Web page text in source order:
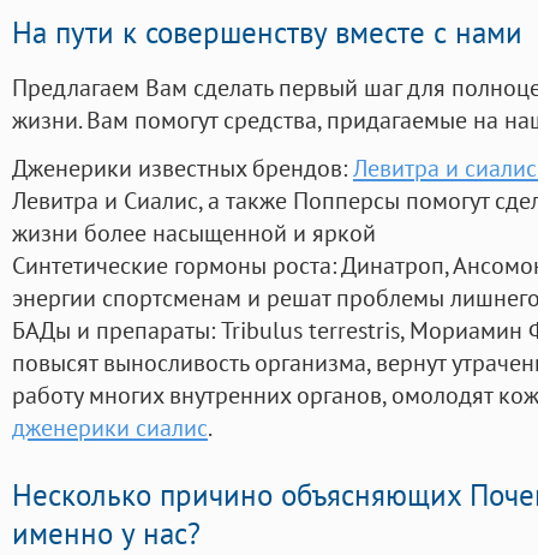
На пути к совершенству вместе с нами
Предлагаем Вам сделать первый шаг для
жизни. Вам помогут средства, придагаемые на
Дженерики известных брендов:Левитра и
Левитра и Сиалис, а также Попперсы помогут
жизни более насыщенной и яркой
Синтетические гормоны роста: Динатроп,
энергии спортсменам и решат проблемы
БАДы и препараты:Tribulus terrestris, Мориамин
повысят выносливость организма, вернут
работу многих внутренних органов, омолодят
дженерики сиалис.
Несколько причино объясняющих
именно у нас?